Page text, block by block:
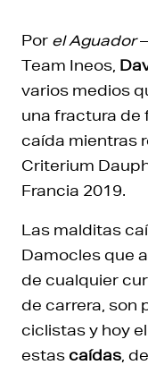
Por el Aguador
Team Ineos,
varios medios
una fractura de
caída mientras
Criterium
Francia 2019.
Las malditas
Damocles que
de cualquier
de carrera, son
ciclistas y hoy
estascaídas ,